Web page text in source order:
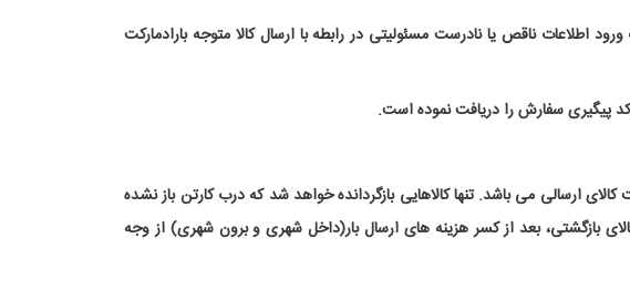
ناقص یا نادرست مسئولیتی در رابطه با ارسال کالا متوجه بارادمارکت
پیگیری سفارش را دریافت نموده است.
از تاریخ ارسال سفارش موظف به بازگشت کالای ارسالی می باشد. تنها کالاهایی بازگردانده خواهد شد که درب کارتن باز نشده
بارادمارکت طی مدت 24 الی 48 ساعت کاری پس از دریافت کالای بازگشتی، بعد از کسر هزینه های ارسال بار(داخل شهری و برون شهری) از وجه